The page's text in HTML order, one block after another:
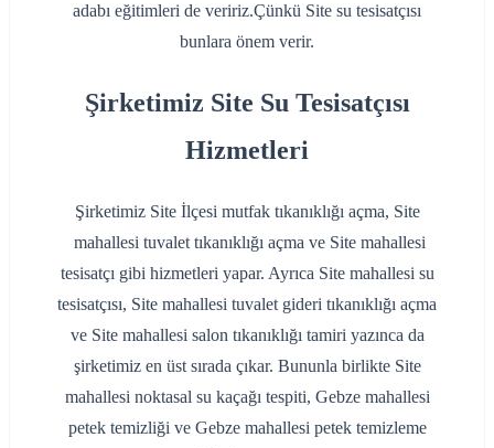
adabı eğitimleri de veririz.Çünkü Site su tesisatçısı
bunlara önem verir.
Şirketimiz Site Su Tesisatçısı
Hizmetleri
Şirketimiz Site İlçesi mutfak tıkanıklığı açma, Site
mahallesi tuvalet tıkanıklığı açma ve Site mahallesi
tesisatçı gibi hizmetleri yapar. Ayrıca Site mahallesi su
tesisatçısı, Site mahallesi tuvalet gideri tıkanıklığı açma
ve Site mahallesi salon tıkanıklığı tamiri yazınca da
şirketimiz en üst sırada çıkar. Bununla birlikte Site
mahallesi noktasal su kaçağı tespiti, Gebze mahallesi
petek temizliği ve Gebze mahallesi petek temizleme